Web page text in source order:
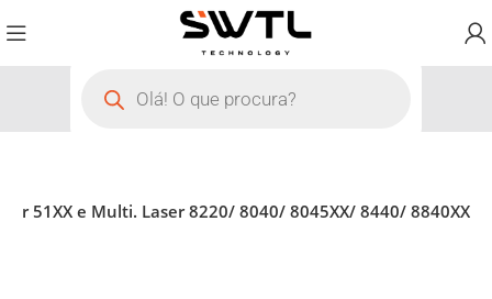
51XX e Multi. Laser 8220/ 8040/ 8045XX/ 8440/ 8840XX